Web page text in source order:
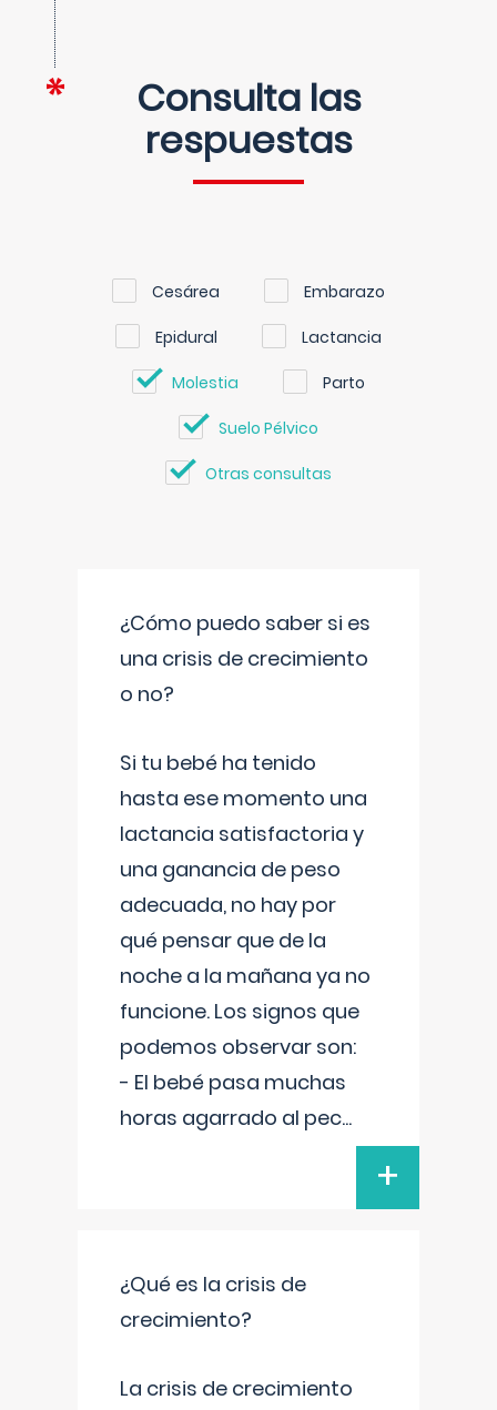
Consulta las
respuestas
Cesárea Embarazo
Epidural Lactancia
Molestia Parto
Suelo Pélvico
Otras consultas
¿Cómo puedo saber si es
una crisis de crecimiento
o no?
Si tu bebé ha tenido
hasta ese momento una
lactancia satisfactoria y
una ganancia de peso
adecuada, no hay por
qué pensar que de la
noche a la mañana ya no
funcione. Los signos que
podemos observar son:
- El bebé pasa muchas
horas agarrado al pec...
+
¿Qué es la crisis de
crecimiento?
La crisis de crecimiento